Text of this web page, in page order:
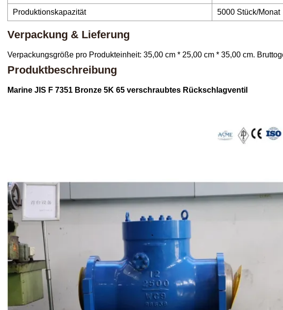
Produktionskapazität 5000 Stück/Monat
Verpackung & Lieferung
Verpackungsgröße pro Produkteinheit: 35,00 cm * 25,00 cm * 35,00 cm.
Produktbeschreibung
Marine JIS F 7351 Bronze 5K 65 verschraubtes Rückschlagventil